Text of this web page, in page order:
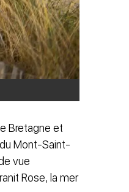
Bretagne et
Mont-Saint-
vue
Rose, la mer